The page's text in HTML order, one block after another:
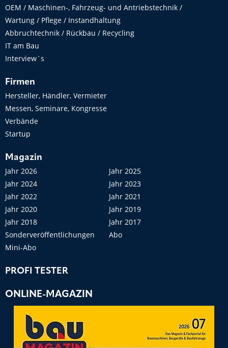
OEM / Maschinen-, Fahrzeug- und Antriebstechnik /
Wartung / Pflege / Instandhaltung
Abbruchtechnik / Rückbau / Recycling
IT am Bau
Interview´s
Firmen
Hersteller, Händler, Vermieter
Messen, Seminare, Kongresse
Verbände
Startup
Magazin
Jahr 2026
Jahr 2025
Jahr 2024
Jahr 2023
Jahr 2022
Jahr 2021
Jahr 2020
Jahr 2019
Jahr 2018
Jahr 2017
Sonderveröffentlichungen
Abo
Mini-Abo
PROFI TESTER
ONLINE-MAGAZIN